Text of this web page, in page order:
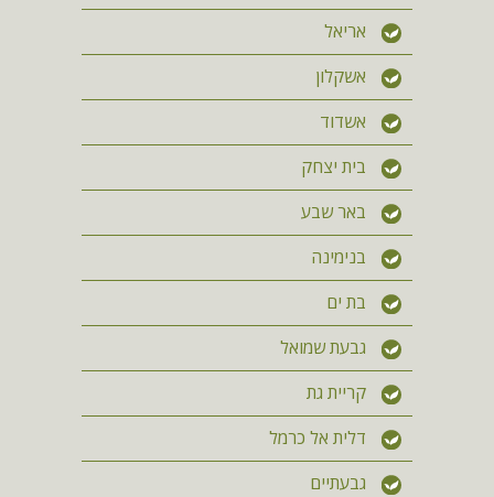
אריאל
אשקלון
אשדוד
בית יצחק
באר שבע
בנימינה
בת ים
גבעת שמואל
קריית גת
דלית אל כרמל
גבעתיים